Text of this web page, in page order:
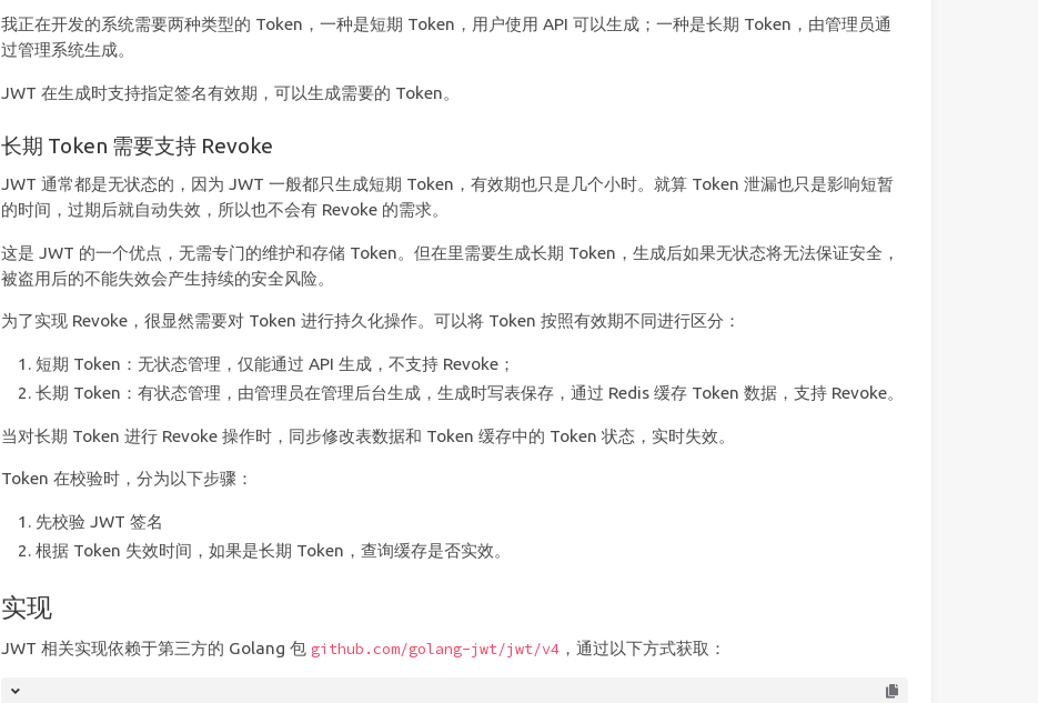
我正在开发的系统需要两种类型的 Token，一种是短期 Token，用户使用 API 可以生成；一种是长期 Token，由管理员通
过管理系统生成。
JWT 在生成时支持指定签名有效期，可以生成需要的 Token。
长期 Token 需要支持 Revoke
JWT 通常都是无状态的，因为 JWT 一般都只生成短期 Token，有效期也只是几个小时。就算 Token 泄漏也只是影响短暂
的时间，过期后就自动失效，所以也不会有 Revoke 的需求。
这是 JWT 的一个优点，无需专门的维护和存储 Token。但在里需要生成长期 Token，生成后如果无状态将无法保证安全，
被盗用后的不能失效会产生持续的安全风险。
为了实现 Revoke，很显然需要对 Token 进行持久化操作。可以将 Token 按照有效期不同进行区分：
短期 Token：无状态管理，仅能通过 API 生成，不支持 Revoke；
长期 Token：有状态管理，由管理员在管理后台生成，生成时写表保存，通过 Redis 缓存 Token 数据，支持 Revoke。
当对长期 Token 进行 Revoke 操作时，同步修改表数据和 Token 缓存中的 Token 状态，实时失效。
Token 在校验时，分为以下步骤：
先校验 JWT 签名
根据 Token 失效时间，如果是长期 Token，查询缓存是否实效。
实现
JWT 相关实现依赖于第三方的 Golang 包 github.com/golang-jwt/jwt/v4 ，通过以下方式获取：